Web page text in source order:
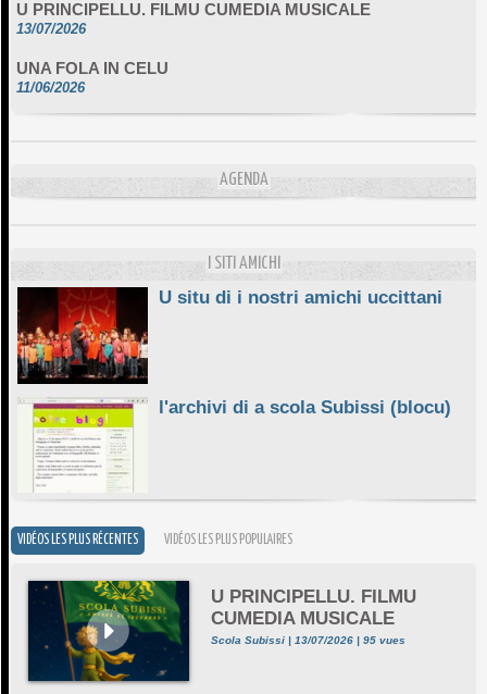
13/07/2026
11/06/2026
DA SCIMULÌ
AGENDA
I SITI AMICHI
U situ di i nostri amichi uccittani
l'archivi di a scola Subissi (blocu)
VIDÉOS LES PLUS RÉCENTES VIDÉOS LES PLUS POPULAIRES
U PRINCIPELLU. FILMU
CUMEDIA MUSICALE
Scola Subissi | 13/07/2026 | 95 vues